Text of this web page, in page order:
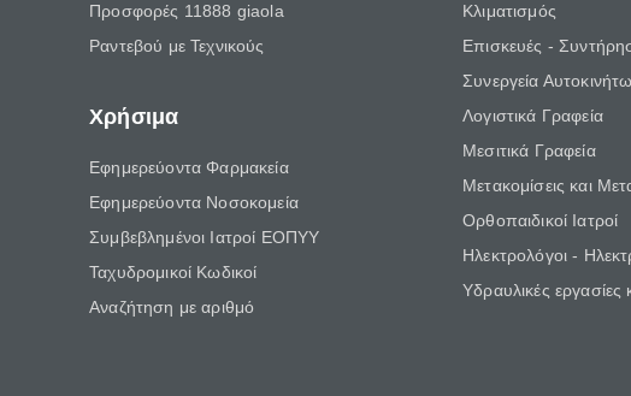
Προσφορές 11888 giaola
Ραντεβού με Τεχνικούς
Χρήσιμα
Εφημερεύοντα Φαρμακεία
Εφημερεύοντα Νοσοκομεία
Συμβεβλημένοι Ιατροί ΕΟΠΥΥ
Ταχυδρομικοί Κωδικοί
Αναζήτηση με αριθμό
Κλιματισμός
Επισκευές -
Συνεργεία
Λογιστικά Γραφεία
Μεσιτικά Γραφεία
Μετακομίσεις και
Ορθοπαιδικοί Ιατροί
Ηλεκτρολόγοι -
Υδραυλικές εργασίες